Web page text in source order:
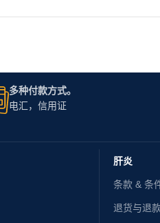
多种付款方式。
电汇，信用证
肝炎
条款 & 条
退货与退